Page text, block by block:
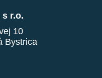
s r.o.
10
Bystrica